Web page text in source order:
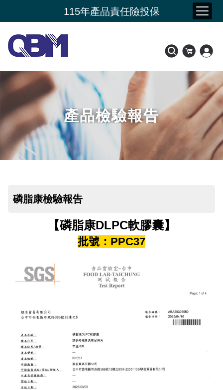
115年產品責任險投保
新品上市- 潤康原 水光膠原蛋白
產品檢驗報告
磷脂康檢驗報告
【磷脂康DLPC軟膠囊】
批號：PPC37